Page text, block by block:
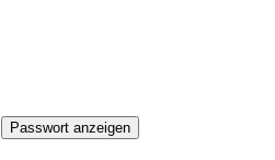
Passwort anzeigen